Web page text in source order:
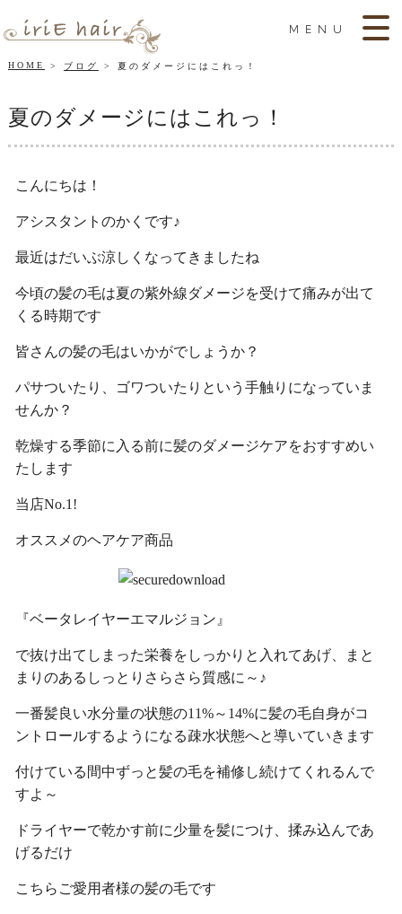
MENU
HOME ブログ 夏のダメージにはこれっ！
夏のダメージにはこれっ！
こんにちは！
アシスタントのかくです♪
最近はだいぶ涼しくなってきましたね
今頃の髪の毛は夏の紫外線ダメージを受けて痛みが出て
くる時期です
皆さんの髪の毛はいかがでしょうか？
パサついたり、ゴワついたりという手触りになっていま
せんか？
乾燥する季節に入る前に髪のダメージケアをおすすめい
たします
当店No.1!
オススメのヘアケア商品
『ベータレイヤーエマルジョン』
で抜け出てしまった栄養をしっかりと入れてあげ、まと
まりのあるしっとりさらさら質感に～♪
一番髪良い水分量の状態の11%～14%に髪の毛自身がコ
ントロールするようになる疎水状態へと導いていきます
付けている間中ずっと髪の毛を補修し続けてくれるんで
すよ～
ドライヤーで乾かす前に少量を髪につけ、揉み込んであ
げるだけ
こちらご愛用者様の髪の毛です